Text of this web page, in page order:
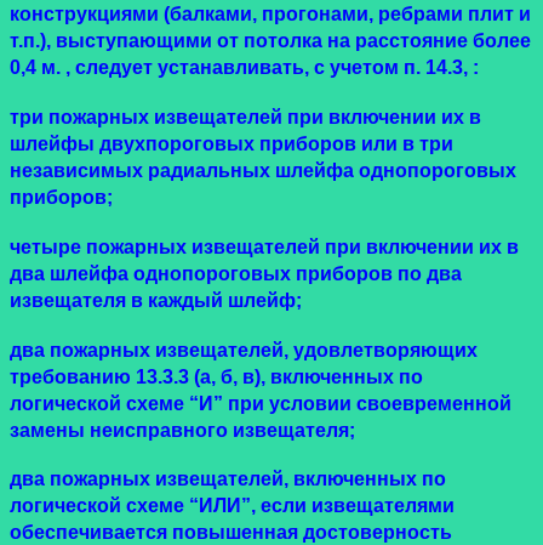
конструкциями (балками, прогонами, ребрами плит и
т.п.), выступающими от потолка на расстояние более
0,4 м. , следует устанавливать, с учетом п. 14.3, :
три пожарных извещателей при включении их в
шлейфы двухпороговых приборов или в три
независимых радиальных шлейфа однопороговых
приборов;
четыре пожарных извещателей при включении их в
два шлейфа однопороговых приборов по два
извещателя в каждый шлейф;
два пожарных извещателей, удовлетворяющих
требованию 13.3.3 (а, б, в), включенных по
логической схеме “И” при условии своевременной
замены неисправного извещателя;
два пожарных извещателей, включенных по
логической схеме “ИЛИ”, если извещателями
обеспечивается повышенная достоверность